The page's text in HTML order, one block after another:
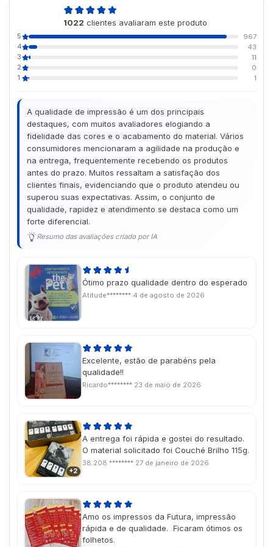
1022 clientes avaliaram este produto
5
967
4
43
3
11
2
0
1
1
A qualidade de impressão é um dos principais
destaques, com muitos avaliadores elogiando a
fidelidade das cores e o acabamento do material. Vários
consumidores mencionaram a agilidade na produção e
na entrega, frequentemente recebendo os produtos
antes do prazo. Muitos ressaltam a satisfação dos
clientes finais, evidenciando que o produto atendeu ou
superou suas expectativas. Assim, o conjunto de
qualidade, rapidez e atendimento se destaca como um
forte diferencial.
Resumo das avaliações criado por IA
Ótimo prazo qualidade dentro do esperado
Atitude******** 4 de agosto de 2026
Excelente, estão de parabéns pela
qualidade!!
Ricardo******** 23 de maio de 2026
+2
A entrega foi rápida e gostei do resultado.
O material solicitado foi Couché Brilho 115g.
38.208.******** 27 de janeiro de 2026
Amo os impressos da Futura, impressão
rápida e de qualidade. Ficaram ótimos os
folhetos.